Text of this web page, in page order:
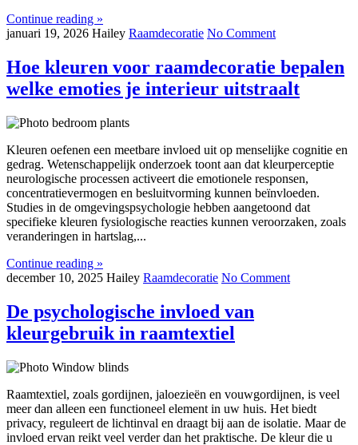
Continue reading »
januari 19, 2026 Hailey Raamdecoratie No Comment
Hoe kleuren voor raamdecoratie bepalen
welke emoties je interieur uitstraalt
Kleuren oefenen een meetbare invloed uit op menselijke cognitie en
gedrag. Wetenschappelijk onderzoek toont aan dat kleurperceptie
neurologische processen activeert die emotionele responsen,
concentratievermogen en besluitvorming kunnen beïnvloeden.
Studies in de omgevingspsychologie hebben aangetoond dat
specifieke kleuren fysiologische reacties kunnen veroorzaken, zoals
veranderingen in hartslag,...
Continue reading »
december 10, 2025 Hailey Raamdecoratie No Comment
De psychologische invloed van
kleurgebruik in raamtextiel
Raamtextiel, zoals gordijnen, jaloezieën en vouwgordijnen, is veel
meer dan alleen een functioneel element in uw huis. Het biedt
privacy, reguleert de lichtinval en draagt bij aan de isolatie. Maar de
invloed ervan reikt veel verder dan het praktische. De kleur die u